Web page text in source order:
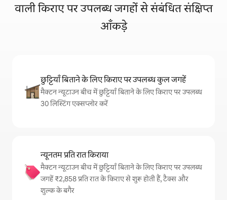
वाली किराए पर उपलब्ध जगहों से संबंधित संक्षिप्त
आँकड़े
छुट्टियाँ बिताने के लिए किराए पर उपलब्ध कुल जगहें
मैक्टन न्यूटाउन बीच में छुट्टियाँ बिताने के लिए किराए पर उपलब्ध
30 लिस्टिंग एक्सप्लोर करें
न्यूनतम प्रति रात किराया
मैक्टन न्यूटाउन बीच में छुट्टियाँ बिताने के लिए किराए पर उपलब्ध
जगहें ₹2,858 प्रति रात के किराए से शुरू होती हैं, टैक्स और
शुल्क के बगैर